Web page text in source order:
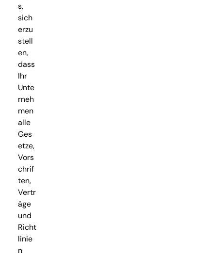
s,
sich
erzu
stell
en,
dass
Ihr
Unte
rneh
men
alle
Ges
etze,
Vors
chrif
ten,
Vertr
äge
und
Richt
linie
n